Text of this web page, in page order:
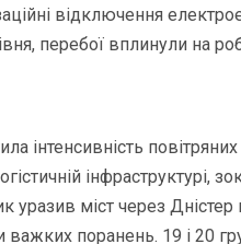
відключення
перебої вплинули на
інтенсивність повітряних
інфраструктурі,
уразив міст через
важких поранень. 19 і 20